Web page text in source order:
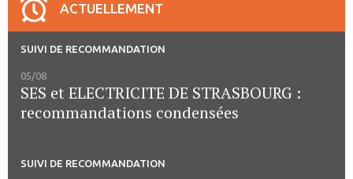
ACTUELLEMENT
SUIVI DE RECOMMANDATION
05/08
SES et ELECTRICITE DE STRASBOURG :
recommandations condensées
SUIVI DE RECOMMANDATION